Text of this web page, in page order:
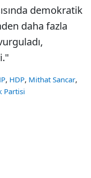
demokratik
daha fazla
, HDP, Mithat Sancar,
Partisi